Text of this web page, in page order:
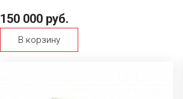
150 000 руб.
В корзину